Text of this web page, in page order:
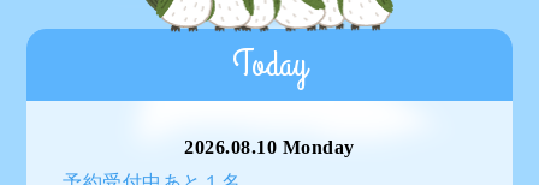
Today
2026.08.10 Monday